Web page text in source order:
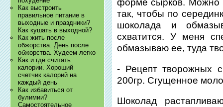
Как выстроить
правильное питание в
выходные и праздники?
Как кушать в выходной?
Как жить после
обжорства. День после
обжорства. Худеем легко
Как и где считать
калории. Хороший
счетчик калорий на
каждый день
Как избавиться от
булимии?
Самостоятельное
форме сырков. Можно
так, чтобы по
шоколада и
схватится. У меня
обмазываю ее, туда
- Рецепт творожных
200гр. Сгущенное
Шоколад